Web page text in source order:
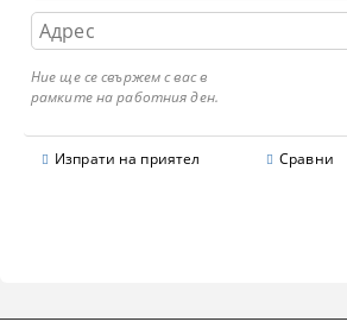
Ние ще се свържем с вас в
рамките на работния ден.
Изпрати на приятел Сравни